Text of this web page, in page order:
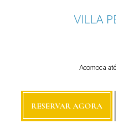
VILLA
Acomoda
RESERVAR AGORA